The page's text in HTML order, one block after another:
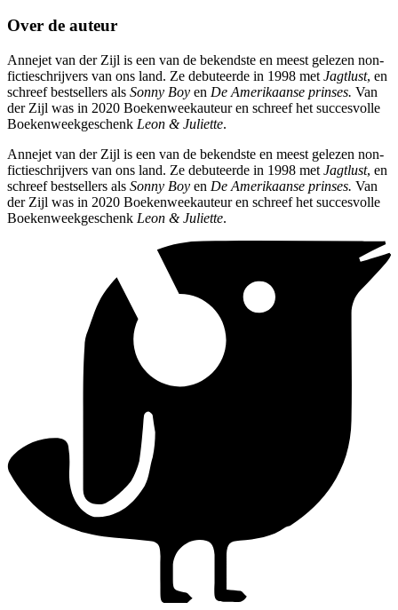
Over de auteur
Annejet van der Zijl is een van de bekendste en meest gelezen non-
fictieschrijvers van ons land. Ze debuteerde in 1998 met Jagtlust, en
schreef bestsellers als Sonny Boy en De Amerikaanse prinses. Van
der Zijl was in 2020 Boekenweekauteur en schreef het succesvolle
Boekenweekgeschenk Leon & Juliette.
Annejet van der Zijl is een van de bekendste en meest gelezen non-
fictieschrijvers van ons land. Ze debuteerde in 1998 met Jagtlust, en
schreef bestsellers als Sonny Boy en De Amerikaanse prinses. Van
der Zijl was in 2020 Boekenweekauteur en schreef het succesvolle
Boekenweekgeschenk Leon & Juliette.